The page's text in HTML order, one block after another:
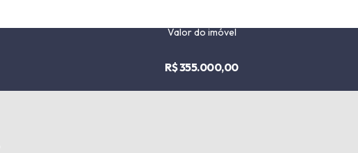
Valor do imóvel
R$ 355.000,00